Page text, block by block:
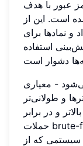
عبور با هدف
است. این از
نمادها برای
استفاده
- معیاری
و طولانی‌تر
و در برابر
حملات brute-force مقاوم‌تر است. امنیت پین کمتر به
که از